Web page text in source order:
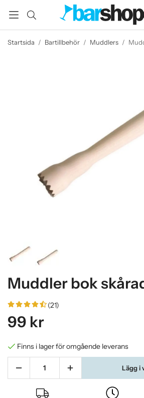
Startsida / Bartillbehör / Muddlers /
Muddler bok
(21)
99 kr
Finns i lager för omgående leverans
Lägg i